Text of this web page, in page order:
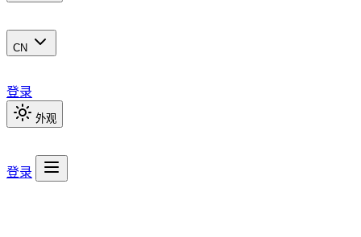
CN
登录
外观
登录